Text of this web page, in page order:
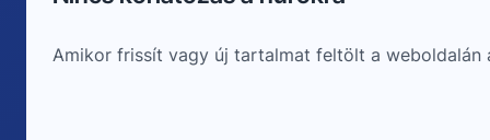
Amikor frissít vagy új tartalmat feltölt a weboldalán